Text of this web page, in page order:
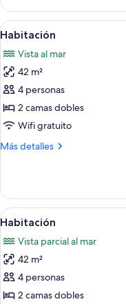
1
cama
King
Ver
todas
las
fotos
de
Habitación
6
Habitación
Vista al mar
42 m²
4 personas
2 camas dobles
Wifi gratuito
Más detalles
Más
Ver
todas
las
fotos
de
Habitación
6
Habitación
Vista parcial al mar
42 m²
4 personas
2 camas dobles